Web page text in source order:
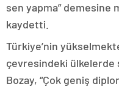
sen yapma” demesine
kaydetti.
Türkiye’nin
çevresindeki ülkelerde
Bozay, “Çok geniş